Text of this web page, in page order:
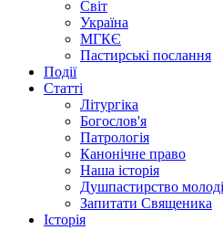
Світ
Україна
МГКЄ
Пастирські послання
Події
Статті
Літургіка
Богослов'я
Патрологія
Канонічне право
Наша історія
Душпастирство молоді
Запитати Священика
Історія